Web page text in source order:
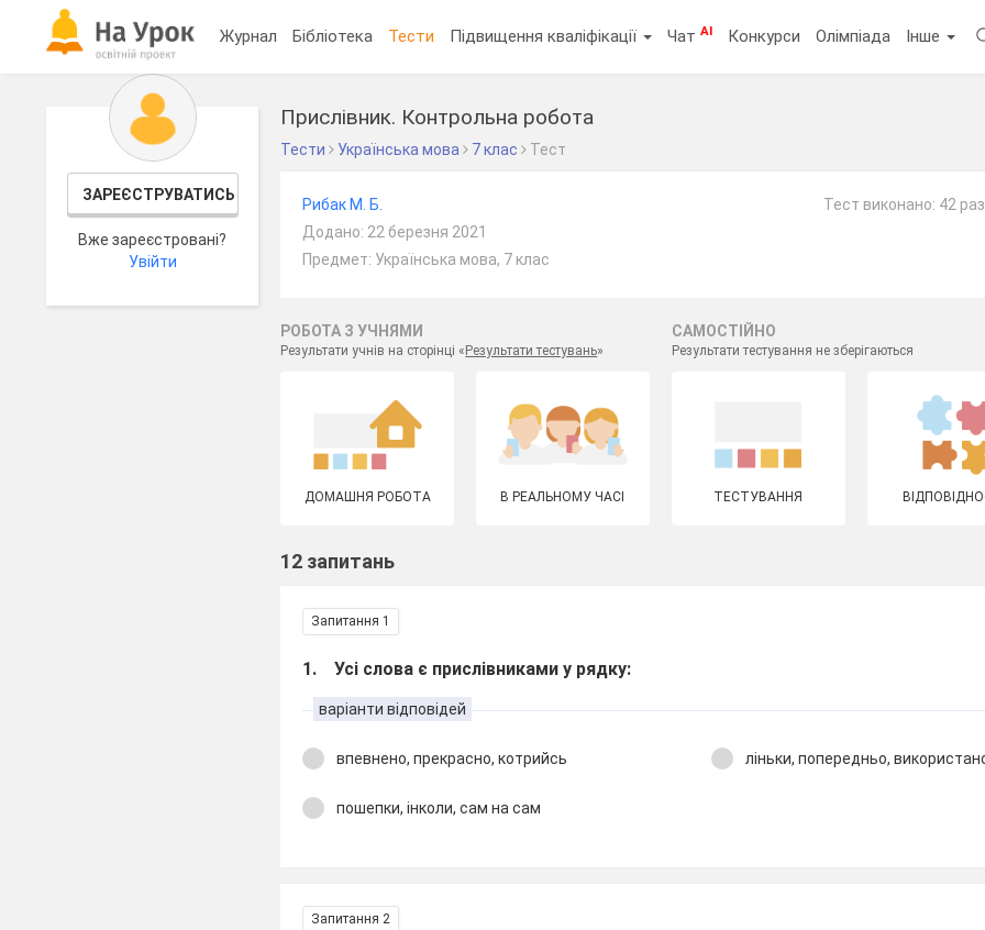
Журнал Бібліотека Тести Підвищення кваліфікації ЧатAI Конкурси Олімпіада Інше
ЗАРЕЄСТРУВАТИСЬ
Вже зареєстровані?
Увійти
Прислівник. Контрольна робота
Тести Українська мова 7 клас Тест
Рибак М. Б.
Додано: 22 березня 2021
Предмет: Українська мова, 7 клас
Тест виконано: 42
РОБОТА З УЧНЯМИ
Результати учнів на сторінці « Результати тестувань»
САМОСТІЙНО
Результати тестування не зберігаються
ДОМАШНЯ РОБОТА В РЕАЛЬНОМУ ЧАСІ ТЕСТУВАННЯ
12 запитань
Запитання 1
1. Усі слова є прислівниками у рядку:
варіанти відповідей
впевнено, прекрасно, котрийсь ліньки, попередньо,
пошепки, інколи, сам на сам
Запитання 2